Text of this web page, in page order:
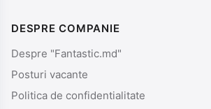
DESPRE COMPANIE
Despre "Fantastic.md"
Posturi vacante
Politica de confidentialitate